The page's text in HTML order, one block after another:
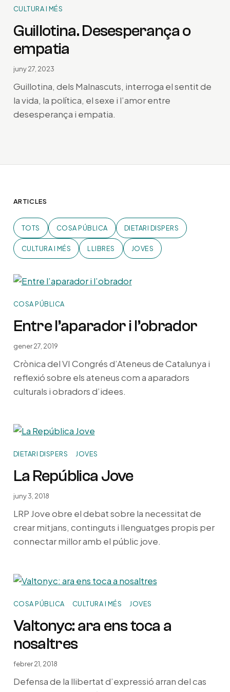
CULTURA I MÉS
Guillotina. Desesperança o
empatia
juny 27, 2023
Guillotina, dels Malnascuts, interroga el sentit de
la vida, la política, el sexe i l’amor entre
desesperança i empatia.
ARTICLES
TOTS COSA PÚBLICA DIETARI DISPERS
CULTURA I MÉS LLIBRES JOVES
COSA PÚBLICA
Entre l’aparador i l’obrador
gener 27, 2019
Crònica del VI Congrés d’Ateneus de Catalunya i
reflexió sobre els ateneus com a aparadors
culturals i obradors d’idees.
DIETARI DISPERS JOVES
La República Jove
juny 3, 2018
LRP Jove obre el debat sobre la necessitat de
crear mitjans, continguts i llenguatges propis per
connectar millor amb el públic jove.
COSA PÚBLICA CULTURA I MÉS JOVES
Valtonyc: ara ens toca a
nosaltres
febrer 21, 2018
Defensa de la llibertat d’expressió arran del cas